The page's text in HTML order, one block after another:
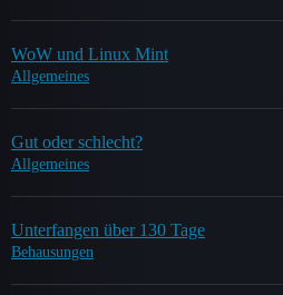
WoW und Linux Mint
Allgemeines
Gut oder schlecht?
Allgemeines
Unterfangen über 130 Tage
Behausungen